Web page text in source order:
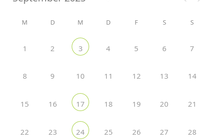
M D M D F S S
1 2 3 4 5 6 7
8 9 10 11 12 13 14
15 16 17 18 19 20 21
22 23 24 25 26 27 28